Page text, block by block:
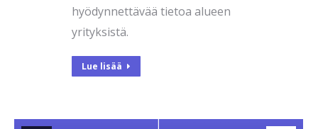
hyödynnettävää tietoa alueen
yrityksistä.
Lue lisää